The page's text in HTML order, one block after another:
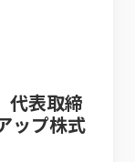
代表取締
ップ株式